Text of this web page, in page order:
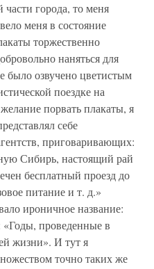
части города, то меня
меня в состояние
торжественно
наняться для
озвучено цветистым
поездке на
порвать плакаты, я
себе
приговаривающих:
Сибирь, настоящий рай
бесплатный проезд до
питание и т. д.»
ироничное название:
«Годы, проведенные в
жизни». И тут я
точно таких же